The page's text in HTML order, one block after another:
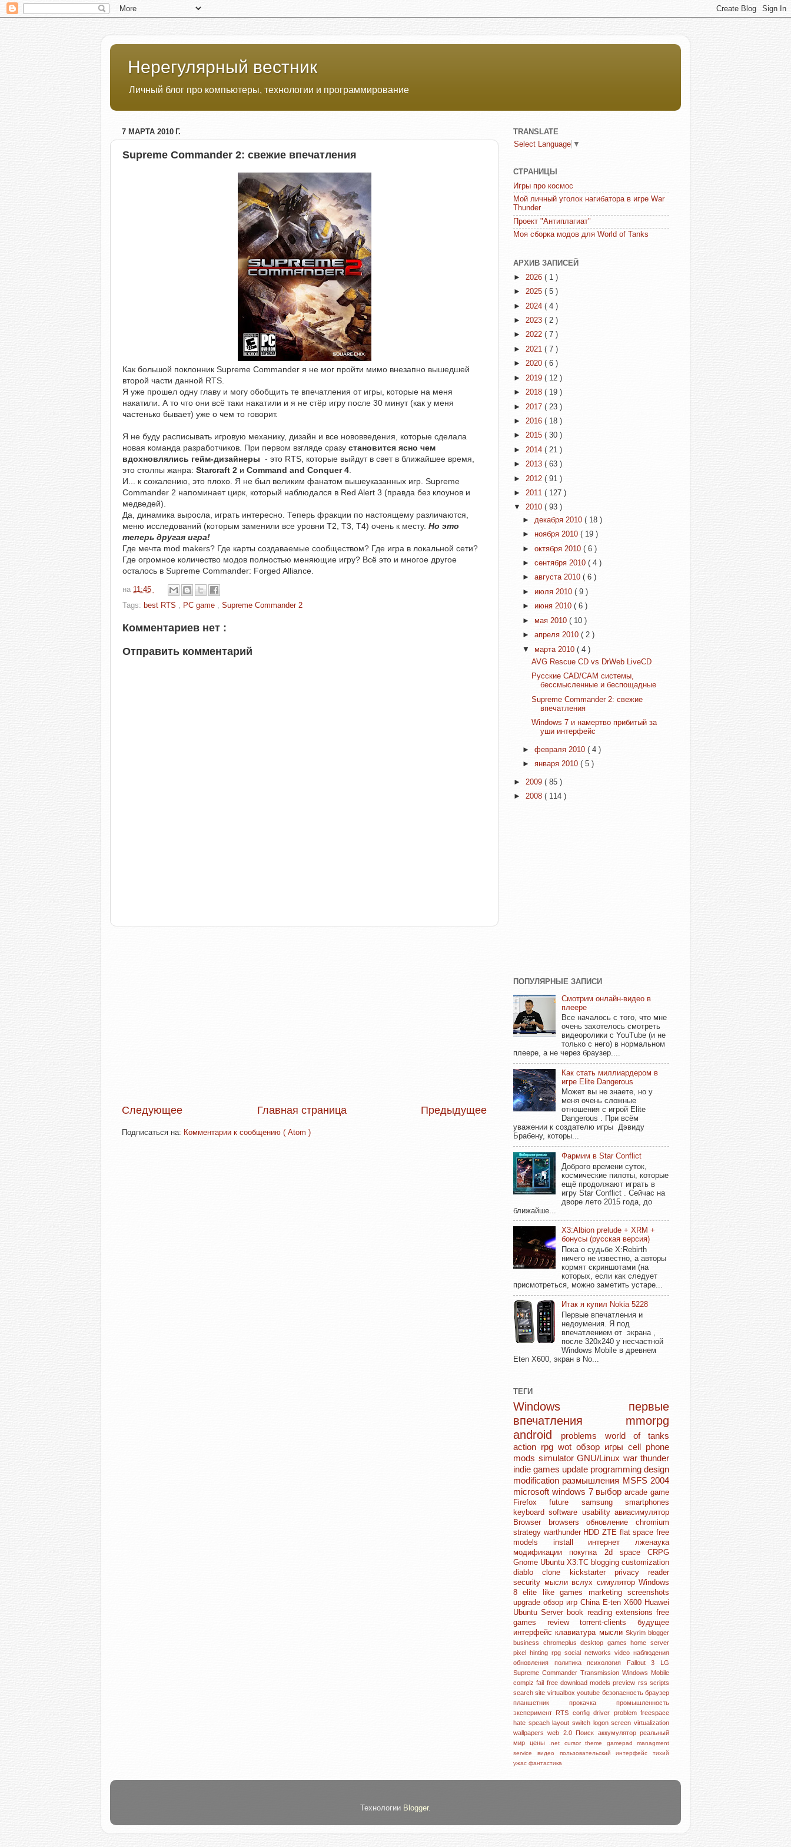
Нерегулярный вестник
Личный блог про компьютеры, технологии и программирование
7 МАРТА 2010 Г.
Supreme Commander 2: свежие впечатления
Как большой поклонник Supreme Commander я не мог пройти мимо внезапно вышедшей
второй части данной RTS.
Я уже прошел одну главу и могу обобщить те впечатления от игры, которые на меня
накатили. А то что они всё таки накатили и я не стёр игру после 30 минут (как у меня
частенько бывает) уже о чем то говорит.
Я не буду расписывать игровую механику, дизайн и все нововведения, которые сделала
новая команда разработчиков. При первом взгляде сразу становится ясно чем
вдохновлялись гейм-дизайнеры - это RTS, которые выйдут в свет в ближайшее время,
это столпы жанра: Starcraft 2 и Command and Conquer 4
И... к сожалению, это плохо. Я не был великим фанатом вышеуказанных игр. Supreme
Commander 2 напоминает цирк, который наблюдался в Red Alert 3 (правда без клоунов и
медведей).
Да, динамика выросла, играть интересно. Теперь фракции по настоящему различаются,
меню исследований (которым заменили все уровни T2, T3, T4) очень к месту. Но это
теперь другая игра!
Где мечта mod makers? Где карты создаваемые сообществом? Где игра в локальной сети?
Где огромное количество модов полностью меняющие игру? Всё это и многое другое
осталось в Supreme Commander: Forged Alliance.
на 11:45
Tags: best RTS PC game Supreme Commander 2
Комментариев нет :
Отправить комментарий
Следующее Предыдущее
Главная страница
Подписаться на: Комментарии к сообщению ( Atom )
TRANSLATE
Select Language ▼
СТРАНИЦЫ
Игры про космос
Мой личный уголок нагибатора в игре War
Thunder
Проект "Антиплагиат"
Моя сборка модов для World of Tanks
АРХИВ ЗАПИСЕЙ
► 2026 ( 1 )
► 2025 ( 5 )
► 2024 ( 4 )
► 2023 ( 2 )
► 2022 ( 7 )
► 2021 ( 7 )
► 2020 ( 6 )
► 2019 ( 12 )
► 2018 ( 19 )
► 2017 ( 23 )
► 2016 ( 18 )
► 2015 ( 30 )
► 2014 ( 21 )
► 2013 ( 63 )
► 2012 ( 91 )
► 2011 ( 127 )
▼ 2010 ( 93 )
► декабря 2010( 18 )
►ноября 2010( 19 )
►октября 2010( 6 )
►сентября 2010( 4 )
►августа 2010( 6 )
►июля 2010( 9 )
►июня 2010( 6 )
►мая 2010( 10 )
►апреля 2010( 2 )
▼марта 2010( 4 )
AVG Rescue CD vs DrWeb LiveCD
Русские CAD/CAM системы,
бессмысленные и беспощадные
Supreme Commander 2: свежие
впечатления
Windows 7 и намертво прибитый за
уши интерфейс
►февраля 2010( 4 )
►января 2010( 5 )
► 2009 ( 85 )
► 2008 ( 114 )
ПОПУЛЯРНЫЕ ЗАПИСИ
Смотрим онлайн-видео в
плеере
Все началось с того, что мне
очень захотелось смотреть
видеоролики с YouTube (и не
только с него) в нормальном
плеере, а не через браузер....
Как стать миллиардером в
игре Elite Dangerous
Может вы не знаете, но у
меня очень сложные
отношения с игрой Elite
Dangerous . При всём
уважении к создателю игры Дэвиду
Брабену, которы...
Фармим в Star Conflict
Доброго времени суток,
космические пилоты, которые
ещё продолжают играть в
игру Star Conflict . Сейчас на
дворе лето 2015 года, до
ближайше...
X3:Albion prelude + XRM +
бонусы (русская версия)
Пока о судьбе X:Rebirth
ничего не известно, а авторы
кормят скриншотами (на
которых, если как следует
присмотреться, можно заметить устаре...
Итак я купил Nokia 5228
Первые впечатления и
недоумения. Я под
впечатлением от экрана ,
после 320х240 у несчастной
Windows Mobile в древнем
Eten X600, экран в No...
ТЕГИ
Windows первые
впечатления mmorpg
android
problems world of tanks
action rpg wot обзор игры cell phone
mods simulator GNU/Linux war thunder
indie games update programming design
modification размышления MSFS 2004
microsoft windows 7 выборarcade game
Firefoxfuture samsungsmartphones
keyboardsoftware usabilityавиасимулятор
Browser
browsersобновлениеchromium
strategy warthunder HDDZTE flat spacefree
models installинтернетлженаука
модификациипокупка 2d space CRPG
Gnome Ubuntu X3:TC blogging customization
diablo clone
kickstarter privacy reader
security мысли вслух симулятор Windows
8elite like games marketingscreenshots
upgrade обзор игр China E-ten X600 Huawei
Ubuntu Server book reading extensionsfree
games reviewtorrent-clientsбудущее
интерфейсклавиатура мысли Skyrim blogger
business chromeplusdesktop games home server
pixel hinting rpg social networks video наблюдения
обновления политикапсихология Fallout 3
LG
Supreme Commander Transmission Windows Mobile
compizfail free downloadmodelspreview rssscripts
searchsite virtualboxyoutube безопасностьбраузер
планшетник прокачка промышленность
эксперимент
RTS configdriver problemfreespace
hate speach layout switch logon screenvirtualization
wallpapersweb 2.0 Поиск аккумуляторреальный
мир цены .net cursor theme gamepad managment
service видео пользовательский интерфейс тихий
ужас фантастика
Технологии Blogger.